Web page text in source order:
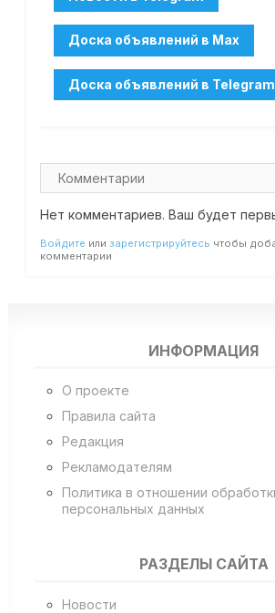
Нет комментариев. Ваш будет
Войдите или зарегистрируйтесь чтобы
комментарии
ИНФОРМАЦИЯ
О проекте
Правила сайта
Редакция
Рекламодателям
Политика в отношении
персональных данных
РАЗДЕЛЫ САЙТА
Новости